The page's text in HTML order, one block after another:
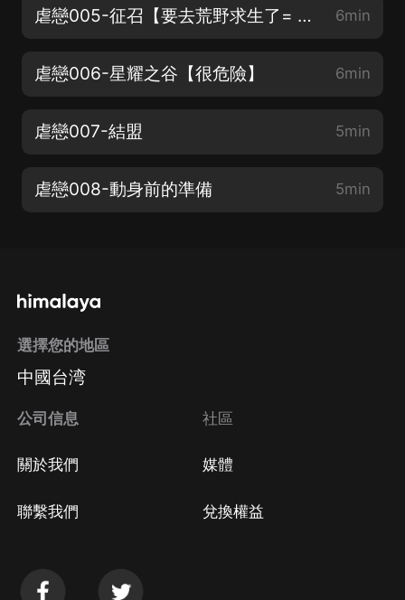
虐戀005-征召【要去荒野求生了= =】 6min
虐戀006-星耀之谷【很危險】 6min
虐戀007-結盟 5min
虐戀008-動身前的準備 5min
選擇您的地區
中國台湾
公司信息
關於我們
聯繫我們
社區
媒體
兌換權益